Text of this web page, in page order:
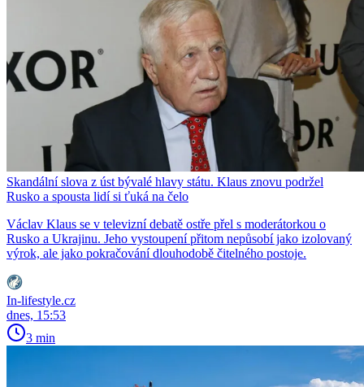
Skandální slova z úst bývalé hlavy státu. Klaus znovu podržel
Rusko a spousta lidí si ťuká na čelo
Václav Klaus se v televizní debatě ostře přel s moderátorkou o
Rusko a Ukrajinu. Jeho vystoupení přitom nepůsobí jako izolovaný
výrok, ale jako pokračování dlouhodobě čitelného postoje.
In-lifestyle.cz
dnes, 15:53
3 min